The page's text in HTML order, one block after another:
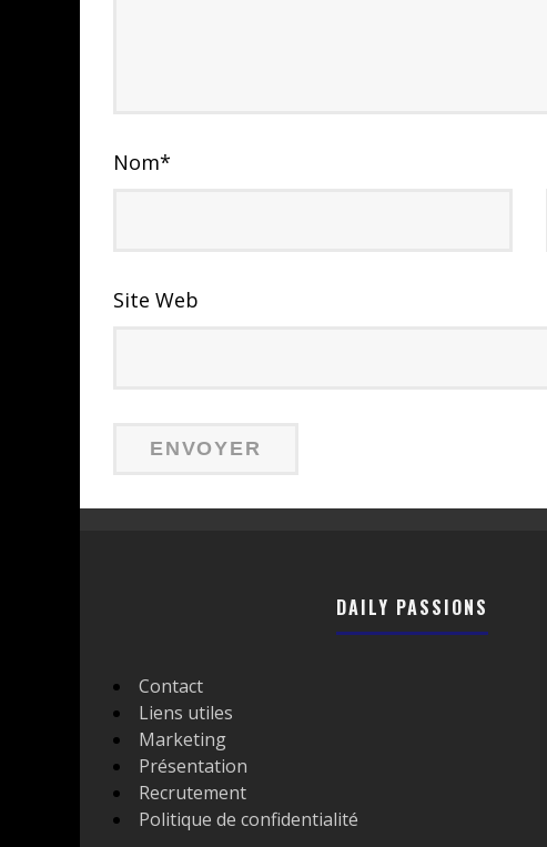
Nom*
Site Web
DAILY PASSIONS
Contact
Liens utiles
Marketing
Présentation
Recrutement
Politique de confidentialité